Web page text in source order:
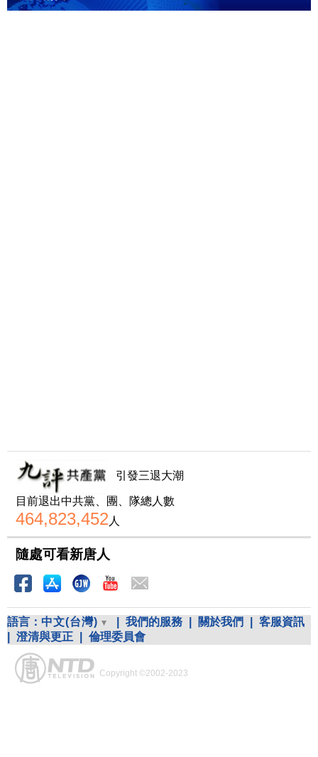
引發三退大潮
目前退出中共黨、團、隊總人數
464,823,452 人
隨處可看新唐人
語言： 中文(台灣) 我們的服務 關於我們
客服資訊
澄清與更正 倫理委員會
Copyright ©2002-2023